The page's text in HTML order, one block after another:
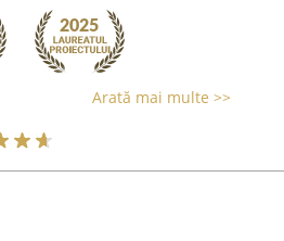
Arată mai multe >>